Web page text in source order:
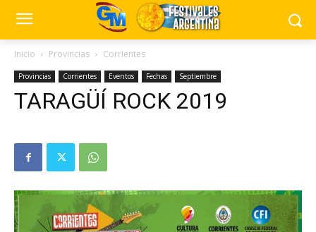
Inicio Provincias Corrientes
Provincias Corrientes Eventos Fechas Septiembre
TARAGÜÍ ROCK 2019